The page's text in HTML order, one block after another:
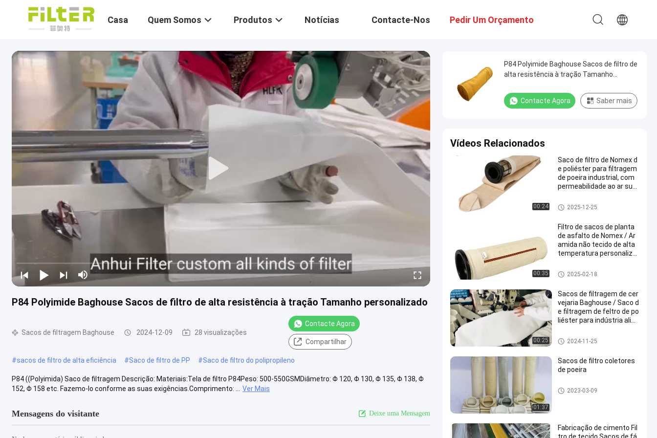
Casa Quem Somos Produtos Notícias Contacte-Nos Pedir Um Orçamento
P84 Polyimide Baghouse Sacos de filtro de alta resistência à tração Tamanho personalizado
Sacos de filtragem Baghouse 2024-12-09 28 visualizações
Contacte Agora
Compartilhar
#sacos de filtro de alta eficiência #Saco de filtro de PP #Saco de filtro do polipropileno
P84 ((Polyimida) Saco de filtragem Descrição: Materiais:Tela de filtro P84Peso: 500-550GSMDiâmetro: Φ 120, Φ 130, Φ 135, Φ 138, Φ
152, Φ 158 etc. Fazemo-lo conforme as suas exigências.Comprimento: ...
Ver Mais
Mensagens do visitante Deixe uma Mensagem
P84 Polyimide Baghouse Sacos de filtro de
alta resistência à tração Tamanho
Contacte Agora Saber mais
Vídeos Relacionados
00:24
Saco de filtro de Nomex d
e poliéster para filtragem
de poeira industrial, com
permeabilidade ao ar sup
temperaturas
Sacos de filtro coletores de po
eira
2025-12-25
00:35
Filtro de sacos de planta
de asfalto de Nomex / Ar
amida não tecido de alta
temperatura personaliza
o
Saco de filtro de aramida
2025-02-18
00:25
Sacos de filtragem de cer
vejaria Baghouse / Saco d
e filtragem de feltro de po
liéster para indústria alim
Sacos de filtragem Baghouse
2024-11-25
01:37
Sacos de filtro coletores
de poeira
Sacos de filtro coletores de po
eira
2023-03-09
Fabricação de cimento Fil